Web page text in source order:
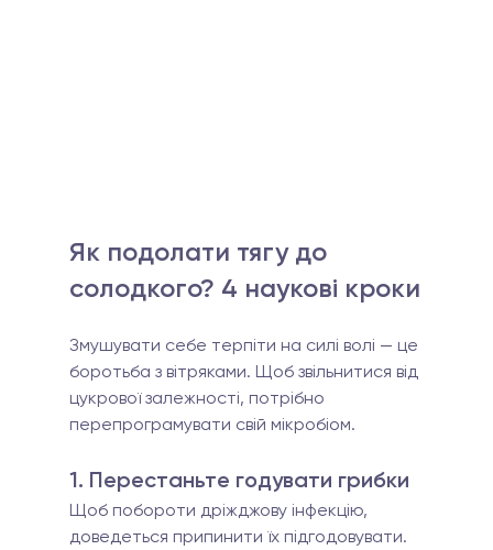
Як подолати тягу до
солодкого? 4 наукові кроки
Змушувати себе терпіти на силі волі — це
боротьба з вітряками. Щоб звільнитися від
цукрової залежності, потрібно
перепрограмувати свій мікробіом.
1. Перестаньте годувати грибки
Щоб побороти дріжджову інфекцію,
доведеться припинити їх підгодовувати.